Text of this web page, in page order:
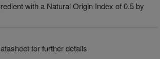
with a Natural Origin Index of 0.5 by
for further details